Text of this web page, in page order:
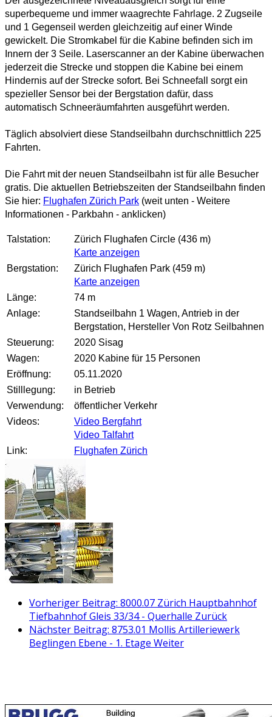
superbequeme und immer waagrechte Fahrlage. 2 Zugseile
und 1 Gegenseil werden gleichzeitig auf einer Winde
gewickelt. Die Stromkabel für die Kabine befinden sich im
Innern der 3 Seile. Laserscanner an der Kabine überwachen
jederzeit die Strecke und stoppen die Kabine bei einem
Hindernis auf der Strecke sofort. Bei Schneefall sorgt ein
spezieller Sensor bei der Bergstation dafür, dass
automatisch Schneeräumfahrten ausgeführt werden.
Täglich absolviert diese Standseilbahn durchschnittlich 225
Fahrten.
Die Fahrt mit der neuen Standseilbahn ist für alle Besucher
gratis. Die aktuellen Betriebszeiten der Standseilbahn finden
Sie hier: Flughafen Zürich Park (weit unten - Weitere
Informationen - Parkbahn - anklicken)
Talstation:
Zürich Flughafen Circle (436 m)
Karte anzeigen
Bergstation:
Zürich Flughafen Park (459 m)
Karte anzeigen
Länge:
74 m
Anlage:
Standseilbahn 1 Wagen, Antrieb in der
Bergstation, Hersteller Von Rotz Seilbahnen
Steuerung:
2020 Sisag
Wagen:
2020 Kabine für 15 Personen
Eröffnung:
05.11.2020
Stilllegung:
in Betrieb
Verwendung:
öffentlicher Verkehr
Videos:
Video Bergfahrt
Video Talfahrt
Link:
Flughafen Zürich
Vorheriger Beitrag: 8000.07 Zürich Hauptbahnhof
Tiefbahnhof Gleis 33/34 - Querhalle Zurück
Nächster Beitrag: 8753.01 Mollis Artilleriewerk
Beglingen Ebene - 1. Etage Weiter